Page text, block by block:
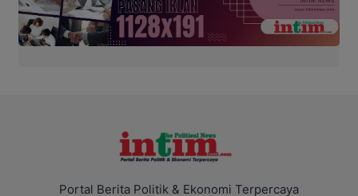
Portal Berita Politik & Ekonomi Terpercaya